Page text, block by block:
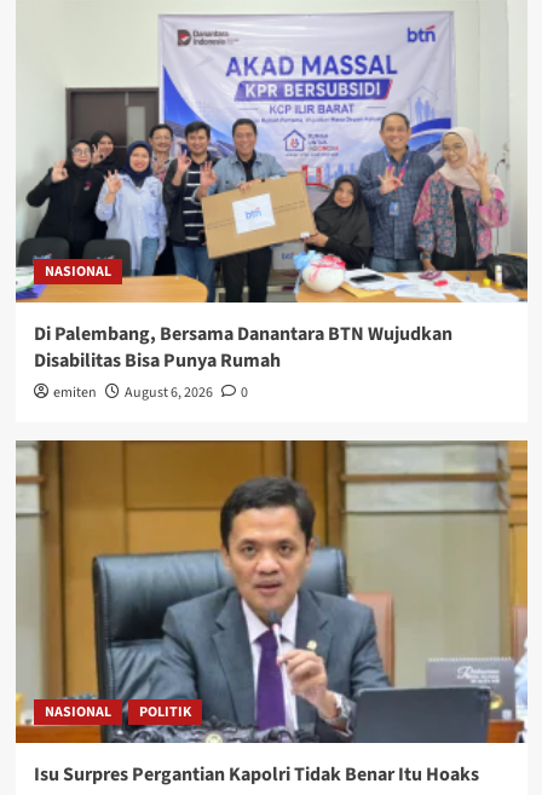
NASIONAL
Di Palembang, Bersama Danantara BTN Wujudkan
Disabilitas Bisa Punya Rumah
emiten August 6, 2026 0
NASIONAL POLITIK
Isu Surpres Pergantian Kapolri Tidak Benar Itu Hoaks